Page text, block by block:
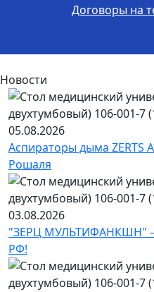
Договоры на
Новости
05.08.2026
Аспираторы дыма ZERTS
Рошаля
03.08.2026
"ЗЕРЦ МУЛЬТИФАНКШН"
РФ!